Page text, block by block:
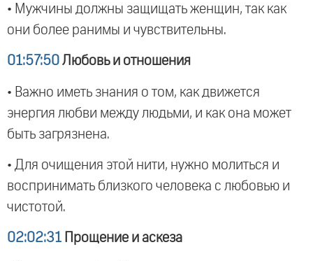
• Мужчины должны защищать женщин, так как
они более ранимы и чувствительны.
01:57:50 Любовь и отношения
• Важно иметь знания о том, как движется
энергия любви между людьми, и как она может
быть загрязнена.
• Для очищения этой нити, нужно молиться и
воспринимать близкого человека с любовью и
чистотой.
02:02:31 Прощение и аскеза